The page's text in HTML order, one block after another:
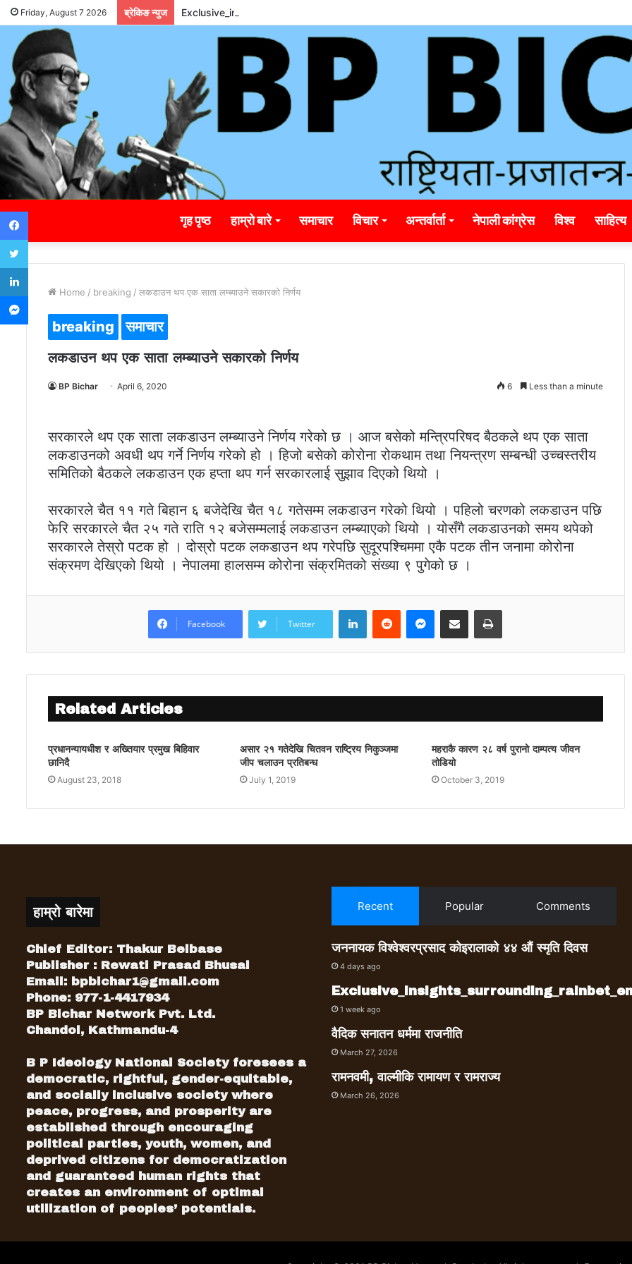
Friday, August 7 2026 ब्रेकिङ न्युज Exclusive_insights_surrounding_rainbet_empower_informed_crypto_wagering_decision
गृह पृष्ठ हाम्रो बारे समाचार विचार अन्तर्वार्ता नेपाली कांग्रेस विश्व साहित्य
Home / breaking / लकडाउन थप एक साता लम्ब्याउने सकारको निर्णय
breaking समाचार
लकडाउन थप एक साता लम्ब्याउने सकारको निर्णय
BP Bichar April 6, 2020 6 Less than a minute
सरकारले थप एक साता लकडाउन लम्ब्याउने निर्णय गरेको छ । आज बसेको मन्त्रिपरिषद बैठकले थप एक साता
लकडाउनको अवधी थप गर्ने निर्णय गरेको हो । हिजो बसेको कोरोना रोकथाम तथा नियन्त्रण सम्बन्धी उच्चस्तरीय
समितिको बैठकले लकडाउन एक हप्ता थप गर्न सरकारलाई सुझाव दिएको थियो ।
सरकारले चैत ११ गते बिहान ६ बजेदेखि चैत १८ गतेसम्म लकडाउन गरेको थियो । पहिलो चरणको लकडाउन पछि
फेरि सरकारले चैत २५ गते राति १२ बजेसम्मलाई लकडाउन लम्ब्याएको थियो । योसँगै लकडाउनको समय थपेको
सरकारले तेस्रो पटक हो । दोस्रो पटक लकडाउन थप गरेपछि सुदूरपश्चिममा एकै पटक तीन जनामा कोरोना
संक्रमण देखिएको थियो । नेपालमा हालसम्म कोरोना संक्रमितको संख्या ९ पुगेको छ ।
Facebook Twitter
LinkedInReddit Messenger
Share via Email Print
Related Articles
प्रधानन्यायधीश र अख्तियार प्रमुख बिहिवार
छानिदै
August 23, 2018
असार २१ गतेदेखि चितवन राष्ट्रिय निकुञ्जमा
जीप चलाउन प्रतिबन्ध
July 1, 2019
महराकै कारण २८ वर्ष पुरानो दाम्पत्य जीवन
तोडियो
October 3, 2019
हाम्रो बारेमा
Chief Editor: Thakur Belbase
Publisher : Rewati Prasad Bhusal
Email: bpbichar1@gmail.com
Phone: 977-1-4417934
BP Bichar Network Pvt. Ltd.
Chandol, Kathmandu-4
B P Ideology National Society foresees a
democratic, rightful, gender-equitable,
and socially inclusive society where
peace, progress, and prosperity are
established through encouraging
political parties, youth, women, and
deprived citizens for democratization
and guaranteed human rights that
creates an environment of optimal
utilization of peoples’ potentials.
Recent Popular Comments
जननायक विश्वेश्वरप्रसाद कोइरालाको ४४ औं स्मृति दिवस
4 days ago
1 week ago
वैदिक सनातन धर्ममा राजनीति
March 27, 2026
रामनवमी, वाल्मीकि रामायण र रामराज्य
March 26, 2026
Facebook
Twitter
LinkedIn
Messenger